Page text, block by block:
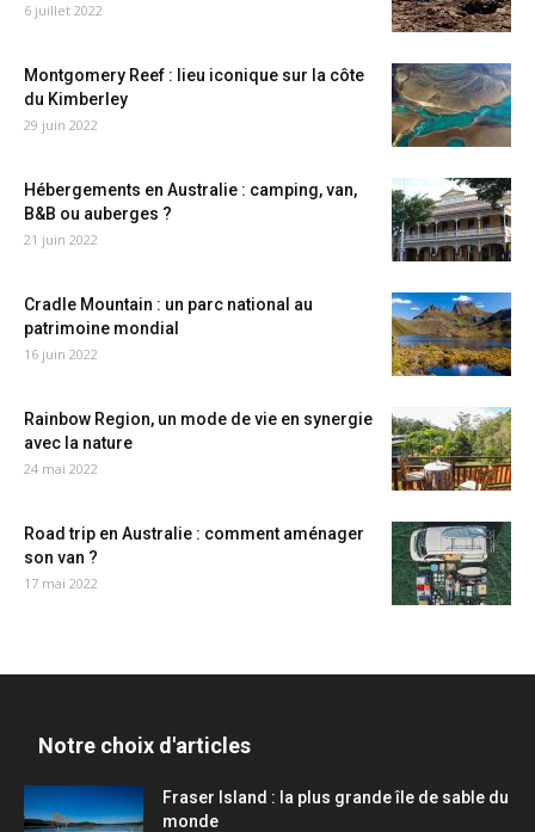
6 juillet 2022
Montgomery Reef : lieu iconique sur la côte
du Kimberley
29 juin 2022
Hébergements en Australie : camping, van,
B&B ou auberges ?
21 juin 2022
Cradle Mountain : un parc national au
patrimoine mondial
16 juin 2022
Rainbow Region, un mode de vie en synergie
avec la nature
24 mai 2022
Road trip en Australie : comment aménager
son van ?
17 mai 2022
Notre choix d'articles
Fraser Island : la plus grande île de sable du
monde